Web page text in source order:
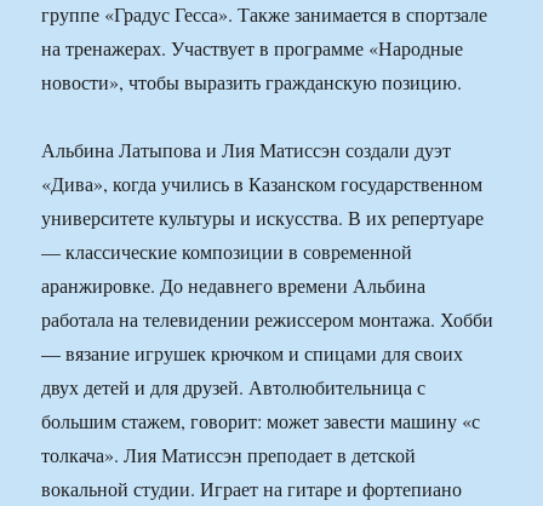
группе «Градус Гесса». Также занимается в спортзале
на тренажерах. Участвует в программе «Народные
новости», чтобы выразить гражданскую позицию.
Альбина Латыпова и Лия Матиссэн создали дуэт
«Дива», когда учились в Казанском государственном
университете культуры и искусства. В их репертуаре
— классические композиции в современной
аранжировке. До недавнего времени Альбина
работала на телевидении режиссером монтажа. Хобби
— вязание игрушек крючком и спицами для своих
двух детей и для друзей. Автолюбительница с
большим стажем, говорит: может завести машину «с
толкача». Лия Матиссэн преподает в детской
вокальной студии. Играет на гитаре и фортепиано